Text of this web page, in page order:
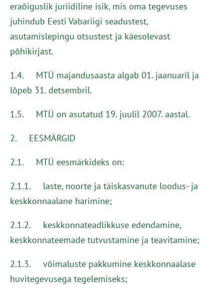
eraõiguslik juriidiline isik, mis oma tegevuses
juhindub Eesti Vabariigi seadustest,
asutamislepingu otsustest ja käesolevast
põhikirjast.
1.4. MTÜ majandusaasta algab 01. jaanuaril ja
lõpeb 31. detsembril.
1.5. MTÜ on asutatud 19. juulil 2007. aastal.
2. EESMÄRGID
2.1. MTÜ eesmärkideks on:
2.1.1. laste, noorte ja täiskasvanute loodus- ja
keskkonnaalane harimine;
2.1.2. keskkonnateadlikkuse edendamine,
keskkonnateemade tutvustamine ja teavitamine;
2.1.3. võimaluste pakkumine keskkonnaalase
huvitegevusega tegelemiseks;